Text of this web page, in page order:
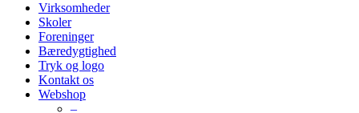
Virksomheder
Skoler
Foreninger
Bæredygtighed
Tryk og logo
Kontakt os
Webshop
–